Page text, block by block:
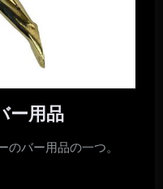
ー用品
バー用品の一つ。